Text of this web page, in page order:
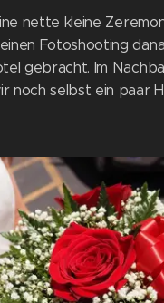
nette kleine
Fotoshooting
gebracht. Im
noch selbst ein paar